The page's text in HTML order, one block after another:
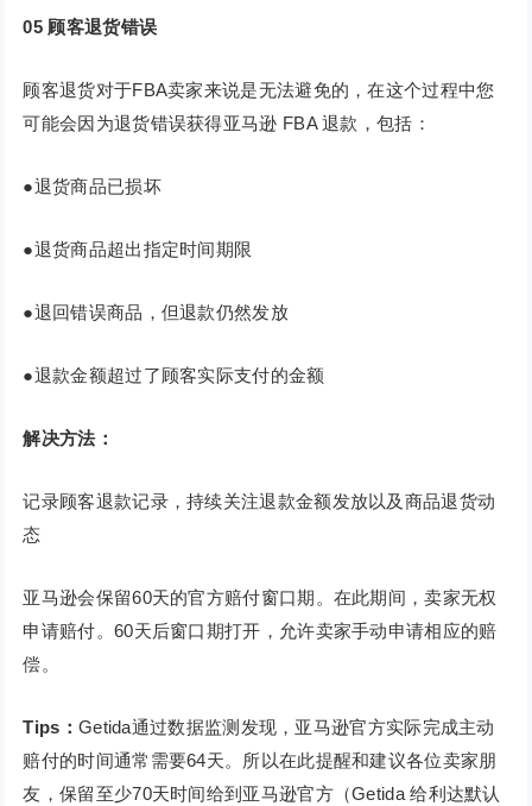
05 顾客退货错误
顾客退货对于FBA卖家来说是无法避免的，在这个过程中您
可能会因为退货错误获得亚马逊 FBA 退款，包括：
●退货商品已损坏
●退货商品超出指定时间期限
●退回错误商品，但退款仍然发放
●退款金额超过了顾客实际支付的金额
解决方法：
记录顾客退款记录，持续关注退款金额发放以及商品退货动
态
亚马逊会保留60天的官方赔付窗口期。在此期间，卖家无权
申请赔付。60天后窗口期打开，允许卖家手动申请相应的赔
偿。
Tips： Getida通过数据监测发现，亚马逊官方实际完成主动
赔付的时间通常需要64天。所以在此提醒和建议各位卖家朋
友，保留至少70天时间给到亚马逊官方（Getida 给利达默认